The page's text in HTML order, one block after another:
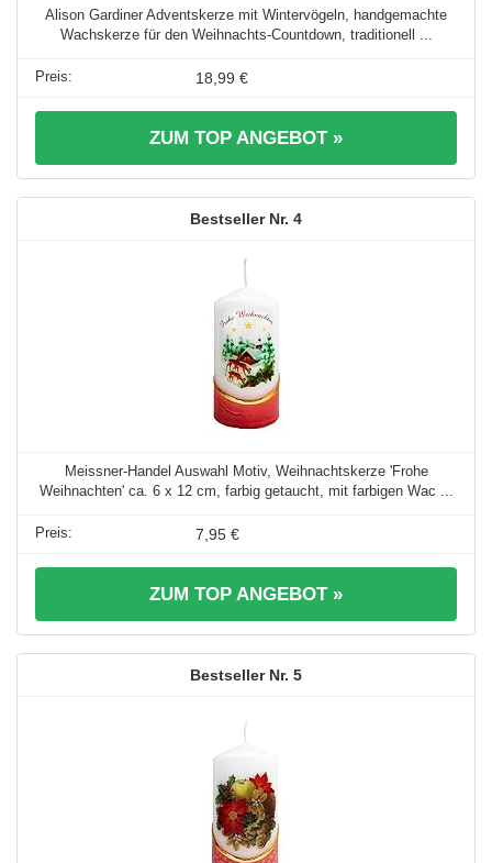
Alison Gardiner Adventskerze mit Wintervögeln, handgemachte
Wachskerze für den Weihnachts-Countdown, traditionell ...
18,99 €
ZUM TOP ANGEBOT »
4
Meissner-Handel Auswahl Motiv, Weihnachtskerze 'Frohe
Weihnachten' ca. 6 x 12 cm, farbig getaucht, mit farbigen Wac ...
7,95 €
ZUM TOP ANGEBOT »
5